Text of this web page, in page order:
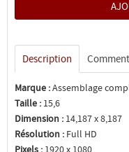
Description
Marque :Assemblage
Taille : 15,6
Dimension : 14,187 x 8,187
Résolution : Full HD
Pixels : 1920 x 1080